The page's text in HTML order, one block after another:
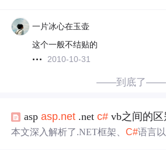
一片冰心在玉壶
这个一般不结贴的
2010-10-31
——到底了——
aspasp.net .netc# vb之间的
本文深入解析了.NET框架、C#语言